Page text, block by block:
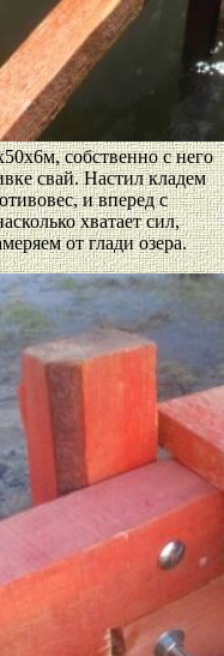
собственно с него
свай. Настил кладем
и вперед с
хватает сил,
от глади озера.